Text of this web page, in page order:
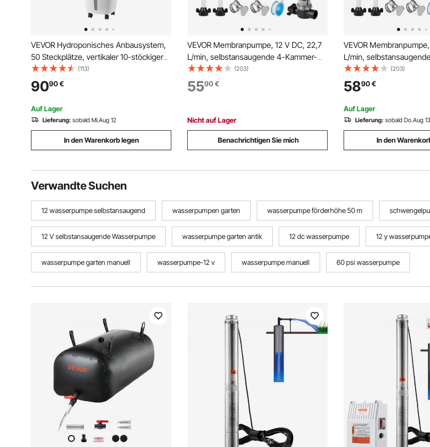
VEVOR Hydroponisches Anbausystem,
50 Steckplätze, vertikaler 10-stöckiger
Hydroponik Turm, Hydronikgarten mit
Wasserpumpe und Rädern, Keimset für
Zimmerpflanzen für Kräuter, Obst und
Gemüse
(113)
9090€
Auf Lager
Lieferung: sobald Mi.Aug 12
In den Warenkorb legen
VEVOR Membranpumpe, 12 V DC, 22,7
L/min, selbstansaugende 4-Kammer-
Membranwasserpumpe mit
automatischem Druckschalter, 4,8 bar
Druck, für Wohnmobil, Wohnwagen,
(203)
5590€
Nicht auf Lager
Benachrichtigen Sie mich
VEVOR
L/min,
Membranwasserpumpe
automatischem
Druck, für Wohnmobil,
Schiff, Yacht, Autowäsche
(203)
5890€
Auf Lager
Lieferung: sobald Do.Aug 13
In den
Verwandte Suchen
12 wasserpumpe selbstansaugend wasserpumpen garten wasserpumpe förderhöhe 50 m
12 V selbstansaugende Wasserpumpe wasserpumpe garten antik 12 dc wasserpumpe 12 y
wasserpumpe garten manuell wasserpumpe-12 v wasserpumpe manuell 60 psi wasserpumpe